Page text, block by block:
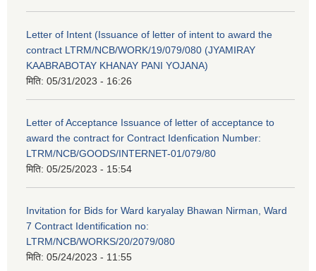
Letter of Intent (Issuance of letter of intent to award the
contract LTRM/NCB/WORK/19/079/080 (JYAMIRAY
KAABRABOTAY KHANAY PANI YOJANA)
मिति: 05/31/2023 - 16:26
Letter of Acceptance Issuance of letter of acceptance to
award the contract for Contract Idenfication Number:
LTRM/NCB/GOODS/INTERNET-01/079/80
मिति: 05/25/2023 - 15:54
Invitation for Bids for Ward karyalay Bhawan Nirman, Ward
7 Contract Identification no:
LTRM/NCB/WORKS/20/2079/080
मिति: 05/24/2023 - 11:55